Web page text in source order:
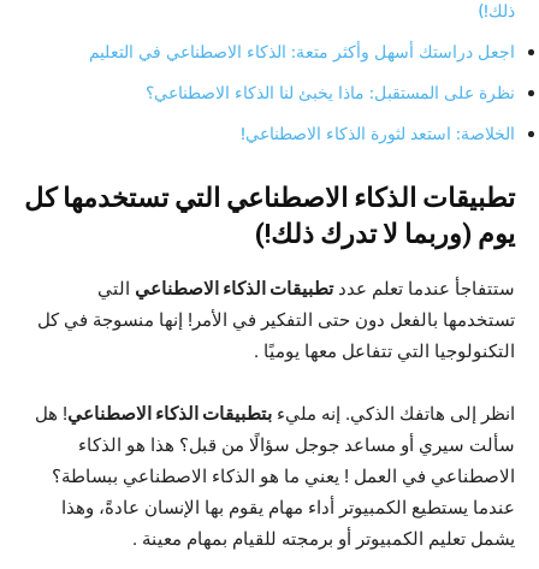
ذلك!)
اجعل دراستك أسهل وأكثر متعة: الذكاء الاصطناعي في التعليم
نظرة على المستقبل: ماذا يخبئ لنا الذكاء الاصطناعي؟
الخلاصة: استعد لثورة الذكاء الاصطناعي!
تطبيقات الذكاء الاصطناعي التي تستخدمها كل
يوم (وربما لا تدرك ذلك!)
ستتفاجأ عندما تعلم عددتطبيقات الذكاء الاصطناعي التي
تستخدمها بالفعل دون حتى التفكير في الأمر! إنها منسوجة في كل
التكنولوجيا التي تتفاعل معها يوميًا .
انظر إلى هاتفك الذكي. إنه مليء بتطبيقات الذكاء الاصطناعي! هل
سألت سيري أو مساعد جوجل سؤالًا من قبل؟ هذا هو الذكاء
الاصطناعي في العمل ! يعني ما هو الذكاء الاصطناعي ببساطة؟
عندما يستطيع الكمبيوتر أداء مهام يقوم بها الإنسان عادةً، وهذا
يشمل تعليم الكمبيوتر أو برمجته للقيام بمهام معينة .